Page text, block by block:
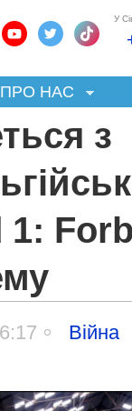
У
ПРО НАС
з
1:
Війна